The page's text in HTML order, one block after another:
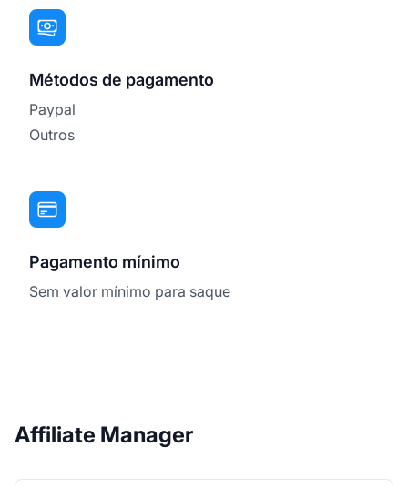
Métodos de pagamento
Paypal
Outros
Pagamento mínimo
Sem valor mínimo para saque
Affiliate Manager